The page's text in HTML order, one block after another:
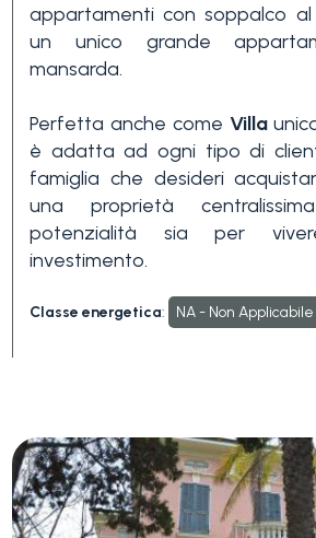
appartamenti con soppalco
un unico grande
mansarda.
Perfetta anche come Villa
è adatta ad ogni tipo di
famiglia che desideri
una proprietà
potenzialità sia per
investimento.
Classe energetica: NA - Non Applicabile
Altre
-
multiscelta
Giardino
Piscina
Vista mare